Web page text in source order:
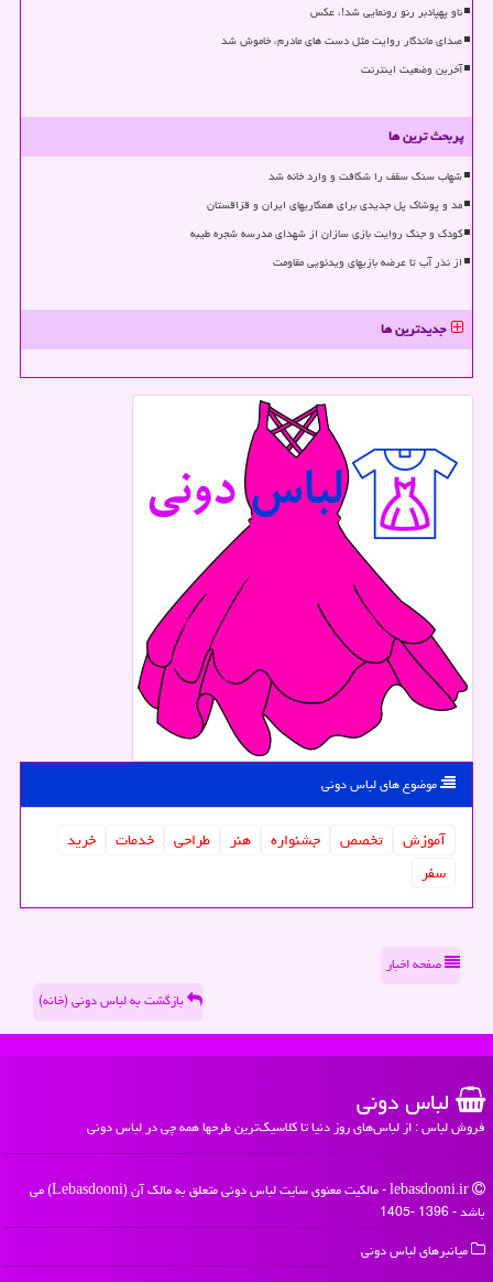
ناو پهپادبر رنو رونمایی شد!، عکس
صدای ماندگار روایت مثل دست های مادرم، خاموش شد
آخرین وضعیت اینترنت
پربحث ترین ها
شهاب سنگ سقف را شکافت و وارد خانه شد
مد و پوشاک پل جدیدی برای همکاریهای ایران و قزاقستان
کودک و جنگ روایت بازی سازان از شهدای مدرسه شجره طیبه
از نذر آب تا عرضه بازیهای ویدئویی مقاومت
جدیدترین ها
موضوع های لباس دونی
آموزش تخصص جشنواره هنر طراحی خدمات
خرید
سفر
صفحه اخبار
بازگشت به لباس دونی (خانه)
لباس دونی
فروش لباس : از لباس‌های روز دنیا تا کلاسیک‌ترین طرحها همه چی در لباس دونی
lebasdooni.ir - مالکیت معنوی سایت لباس دونی متعلق به مالک آن (Lebasdooni) می
باشد - 1396 -1405
میانبرهای لباس دونی